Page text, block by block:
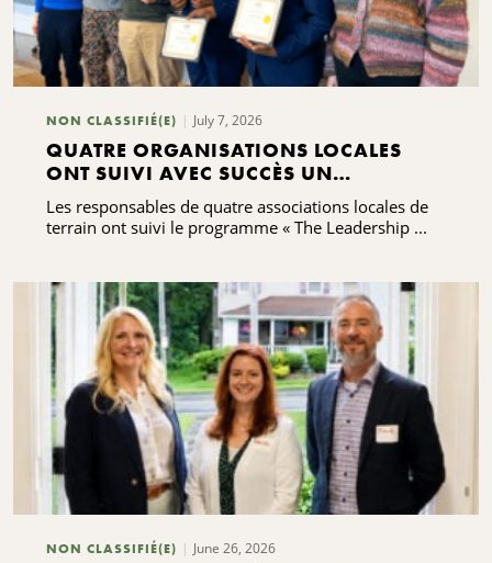
NON CLASSIFIÉ(E) July 7, 2026
QUATRE ORGANISATIONS LOCALES
ONT SUIVI AVEC SUCCÈS UN
PROGRAMME DE FORMATION AU
LEADERSHIP
Les responsables de quatre associations locales de
terrain ont suivi le programme « The Leadership ...
NON CLASSIFIÉ(E) June 26, 2026